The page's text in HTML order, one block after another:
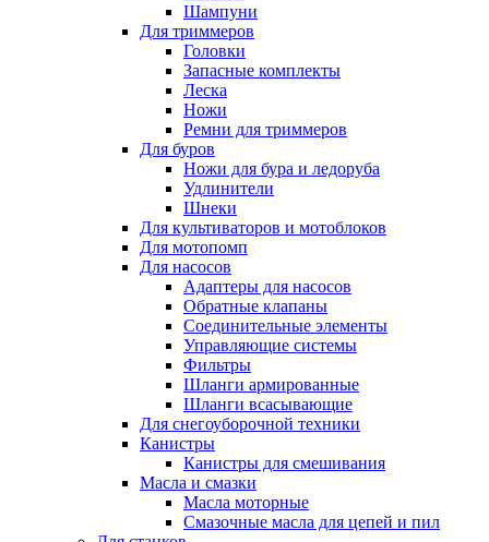
Шампуни
Для триммеров
Головки
Запасные комплекты
Леска
Ножи
Ремни для триммеров
Для буров
Ножи для бура и ледоруба
Удлинители
Шнеки
Для культиваторов и мотоблоков
Для мотопомп
Для насосов
Адаптеры для насосов
Обратные клапаны
Соединительные элементы
Управляющие системы
Фильтры
Шланги армированные
Шланги всасывающие
Для снегоуборочной техники
Канистры
Канистры для смешивания
Масла и смазки
Масла моторные
Смазочные масла для цепей и пил